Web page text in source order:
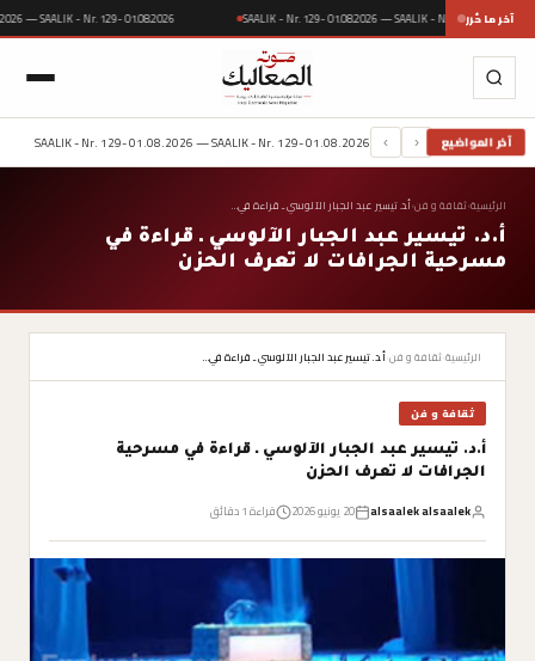
آخر ما حُرر 01.08.2026 — SAALIK - Nr. 129- 01.08.2026 SAALIK - Nr. 129- 01.08.2026 — SAALIK - Nr. 129-
آخر المواضيع ‹
›
SAALIK - Nr. 129- 01.08.2026 — SAALIK - Nr. 129- 01.08.2026
الرئيسية›ثقافة و فن›أ.د. تيسير عبد الجبار الآلوسي ـ قراءة في…
أ.د. تيسير عبد الجبار الآلوسي ـ قراءة في
مسرحية الجرافات لا تعرف الحزن
الرئيسية›ثقافة و فن›أ.د. تيسير عبد الجبار الآلوسي ـ قراءة في…
ثقافة و فن
أ.د. تيسير عبد الجبار الآلوسي ـ قراءة في مسرحية
الجرافات لا تعرف الحزن
alsaalek alsaalek 20 يونيو 2026 قراءة 1 دقائق